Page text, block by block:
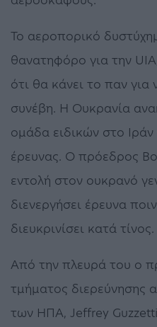
Το αεροπορικό
θανατηφόρο για την
ότι θα κάνει το παν για
συνέβη. Η Ουκρανία
ομάδα ειδικών στο
έρευνας. Ο πρόεδρος
εντολή στον ουκρανό
διενεργήσει έρευνα
διευκρινίσει κατά τίνος.
Από την πλευρά του ο
τμήματος διερεύνησης
των ΗΠΑ, Jeffrey